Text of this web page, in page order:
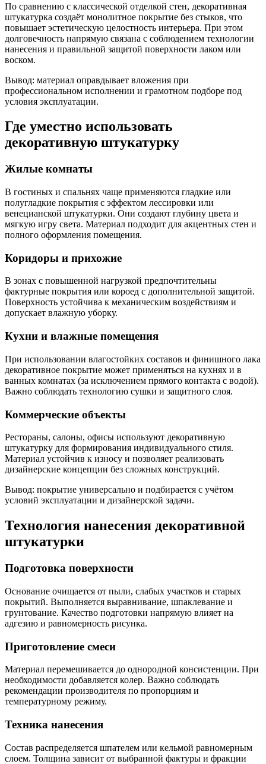
По сравнению с классической отделкой стен, декоративная
штукатурка создаёт монолитное покрытие без стыков, что
повышает эстетическую целостность интерьера. При этом
долговечность напрямую связана с соблюдением технологии
нанесения и правильной защитой поверхности лаком или
воском.
Вывод: материал оправдывает вложения при
профессиональном исполнении и грамотном подборе под
условия эксплуатации.
Где уместно использовать
декоративную штукатурку
Жилые комнаты
В гостиных и спальнях чаще применяются гладкие или
полугладкие покрытия с эффектом лессировки или
венецианской штукатурки. Они создают глубину цвета и
мягкую игру света. Материал подходит для акцентных стен и
полного оформления помещения.
Коридоры и прихожие
В зонах с повышенной нагрузкой предпочтительны
фактурные покрытия или короед с дополнительной защитой.
Поверхность устойчива к механическим воздействиям и
допускает влажную уборку.
Кухни и влажные помещения
При использовании влагостойких составов и финишного лака
декоративное покрытие может применяться на кухнях и в
ванных комнатах (за исключением прямого контакта с водой).
Важно соблюдать технологию сушки и защитного слоя.
Коммерческие объекты
Рестораны, салоны, офисы используют декоративную
штукатурку для формирования индивидуального стиля.
Материал устойчив к износу и позволяет реализовать
дизайнерские концепции без сложных конструкций.
Вывод: покрытие универсально и подбирается с учётом
условий эксплуатации и дизайнерской задачи.
Технология нанесения декоративной
штукатурки
Подготовка поверхности
Основание очищается от пыли, слабых участков и старых
покрытий. Выполняется выравнивание, шпаклевание и
грунтование. Качество подготовки напрямую влияет на
адгезию и равномерность рисунка.
Приготовление смеси
Материал перемешивается до однородной консистенции. При
необходимости добавляется колер. Важно соблюдать
рекомендации производителя по пропорциям и
температурному режиму.
Техника нанесения
Состав распределяется шпателем или кельмой равномерным
слоем. Толщина зависит от выбранной фактуры и фракции